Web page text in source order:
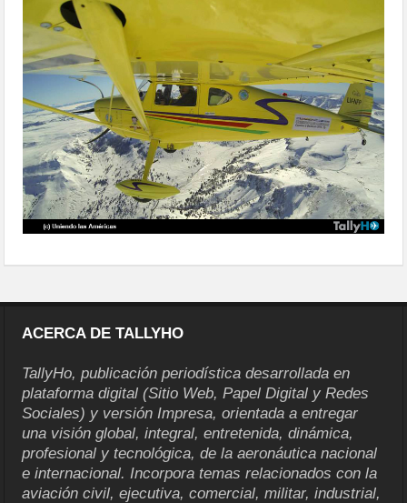
argentinos-a-oshkosh-01
ACERCA DE TALLYHO
TallyHo, publicación periodística desarrollada en
plataforma digital (Sitio Web, Papel Digital y Redes
Sociales) y versión Impresa, orientada a entregar
una visión global, integral, entretenida, dinámica,
profesional y tecnológica, de la aeronáutica nacional
e internacional. Incorpora temas relacionados con la
aviación civil, ejecutiva, comercial, militar, industrial,